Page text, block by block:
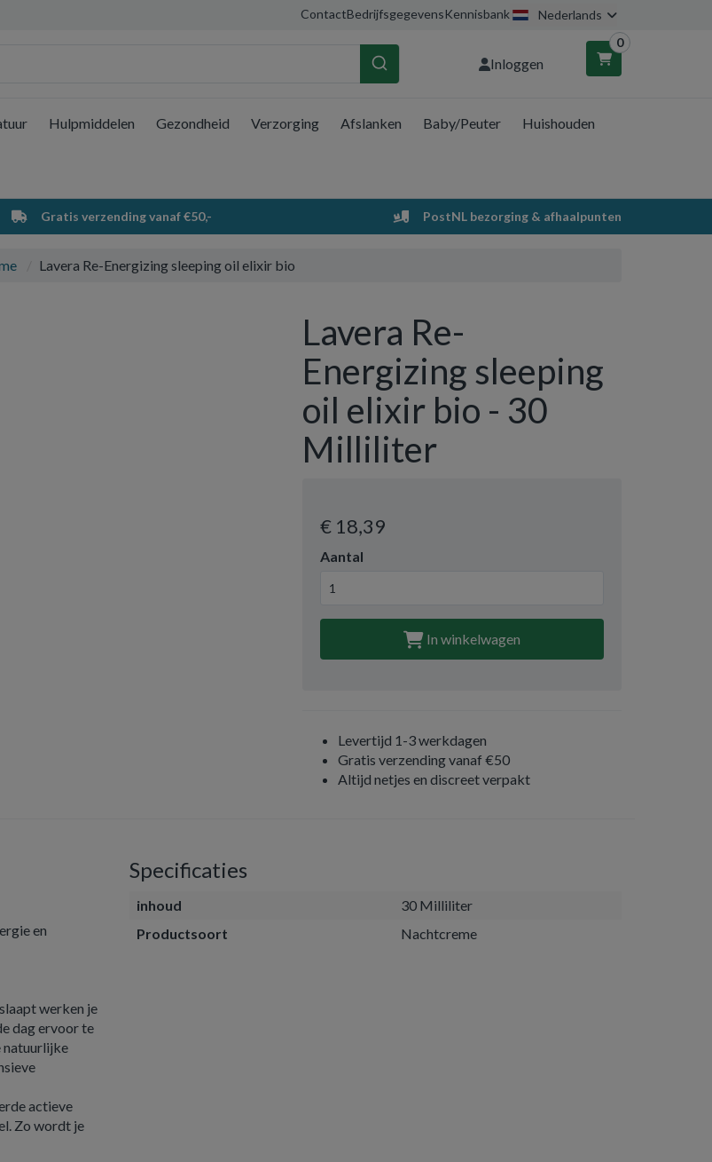
ContactBedrijfsgegevensKennisbank Nederlands
Inloggen
0
Winkelwagen
Uw winkelwagen is leeg.
Vul hem met producten.
Hulpmiddelen Gezondheid Verzorging Afslanken Baby/Peuter Huishouden
Gratis verzending vanaf €50,- PostNL bezorging & afhaalpunten
Lavera Re-Energizing sleeping oil elixir bio
Lavera Re-
Energizing sleeping
oil elixir bio - 30
Milliliter
€ 18,39
Aantal
In winkelwagen
Levertijd 1-3 werkdagen
Gratis verzending vanaf €50
Altijd netjes en discreet verpakt
en
werken je
dag ervoor te
natuurlijke
actieve
Zo wordt je
Specificaties
inhoud
30 Milliliter
Productsoort
Nachtcreme